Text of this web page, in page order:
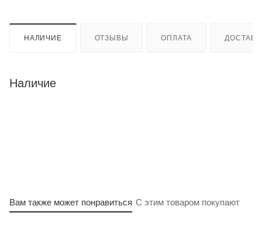
НАЛИЧИЕ ОТЗЫВЫ ОПЛАТА
Наличие
Вам также может понравиться С этим товаром покупают